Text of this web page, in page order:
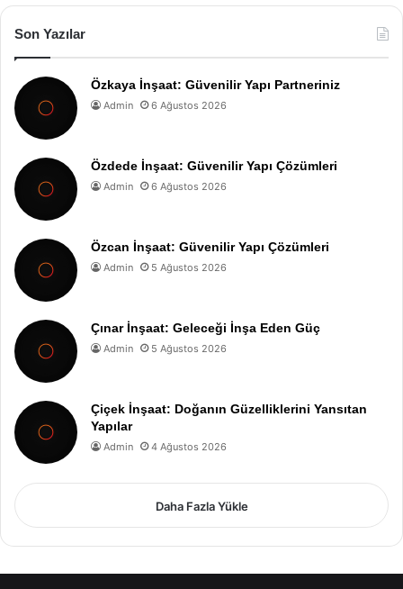
Son Yazılar
Özkaya İnşaat: Güvenilir Yapı Partneriniz
Admin 6 Ağustos 2026
Özdede İnşaat: Güvenilir Yapı Çözümleri
Admin 6 Ağustos 2026
Özcan İnşaat: Güvenilir Yapı Çözümleri
Admin 5 Ağustos 2026
Çınar İnşaat: Geleceği İnşa Eden Güç
Admin 5 Ağustos 2026
Çiçek İnşaat: Doğanın Güzelliklerini Yansıtan
Yapılar
Admin 4 Ağustos 2026
Daha Fazla Yükle